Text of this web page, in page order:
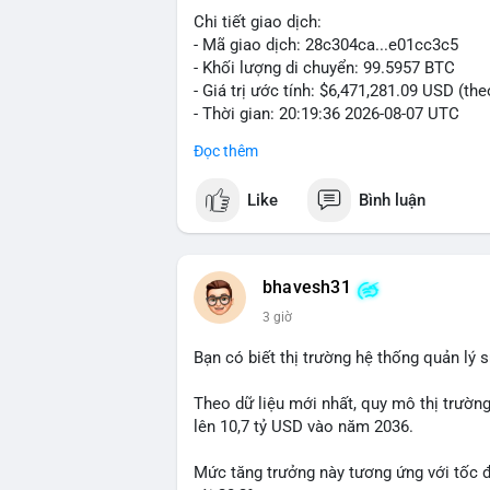
Chi tiết giao dịch:
- Mã giao dịch: 28c304ca...e01cc3c5
- Khối lượng di chuyển: 99.5957 BTC
- Giá trị ước tính: $6,471,281.09 USD
- Thời gian: 20:19:36 2026-08-07 UTC
Nhận định phân tích: Khối lượng 99.6
thường gặp ở hai kịch bản: cá voi nạp
hoặc chuyển sang ví lạnh nhằm tích
BTC vào ví nóng sàn, khả năng cao là
hoạt động, đó là tín hiệu gom hàng chiến
tránh hành động theo cảm xúc. Xác
#99dot6btc #capvoichuyentien
Đọc thêm
Like Bình luận
bhavesh31
3 giờ
Bạn có biết thị trường hệ thống quản lý
Theo dữ liệu mới nhất, quy mô thị
lên 10,7 tỷ USD vào năm 2036.
Mức tăng trưởng này tương ứng với tốc